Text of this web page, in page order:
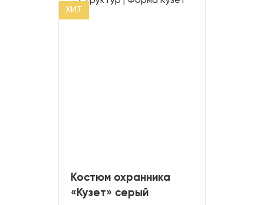
ХИТ
Костюм охранника
«Кузет» серый